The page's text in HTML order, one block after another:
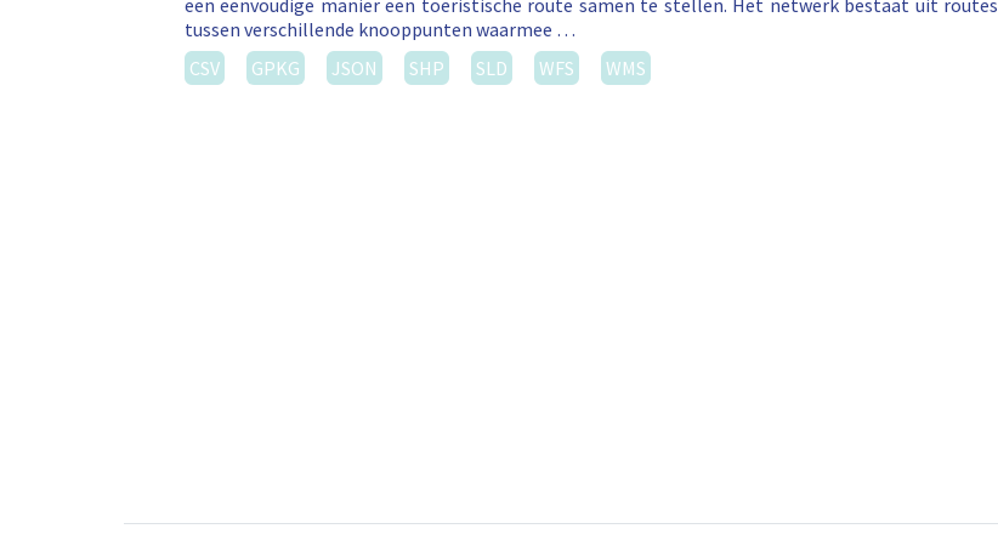
een eenvoudige manier een toeristische route samen te stellen. Het netwerk bestaat uit routes
tussen verschillende knooppunten waarmee …
CSV
GPKG JSON SHP SLD WFS WMS